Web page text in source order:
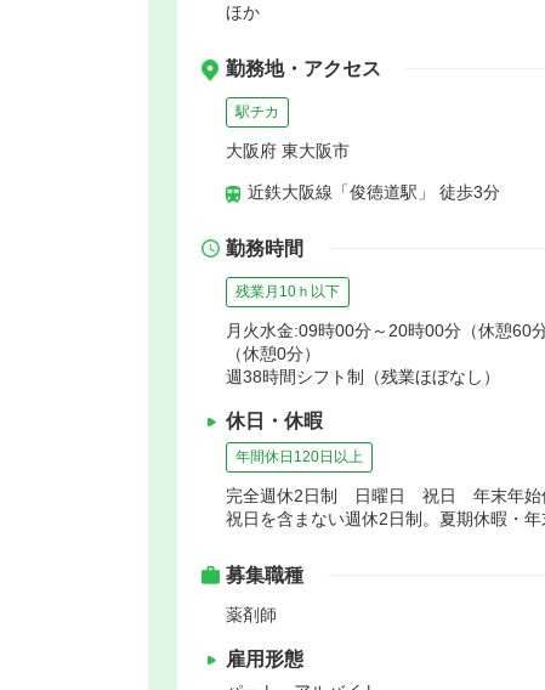
ほか
勤務地・アクセス
駅チカ
大阪府 東大阪市
近鉄大阪線「俊徳道駅」 徒歩3分
勤務時間
残業月10ｈ以下
月火水金:09時00分～20時00分（休憩60
（休憩0分）
週38時間シフト制（残業ほぼなし）
休日・休暇
年間休日120日以上
完全週休2日制 日曜日 祝日 年末年
祝日を含まない週休2日制。夏期休暇・年
募集職種
薬剤師
雇用形態